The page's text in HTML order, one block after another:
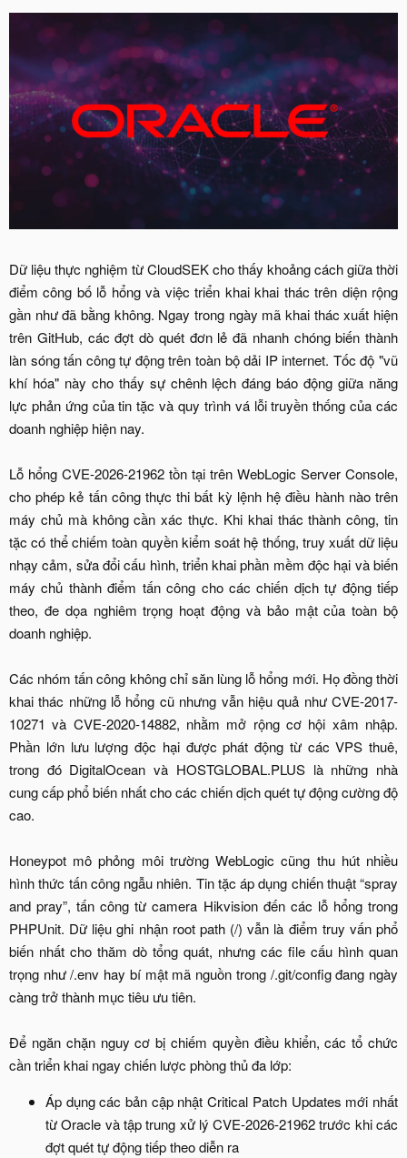
Dữ liệu thực nghiệm từ CloudSEK cho thấy khoảng cách giữa thời
điểm công bố lỗ hổng và việc triển khai khai thác trên diện rộng
gần như đã bằng không. Ngay trong ngày mã khai thác xuất hiện
trên GitHub, các đợt dò quét đơn lẻ đã nhanh chóng biến thành
làn sóng tấn công tự động trên toàn bộ dải IP internet. Tốc độ "vũ
khí hóa" này cho thấy sự chênh lệch đáng báo động giữa năng
lực phản ứng của tin tặc và quy trình vá lỗi truyền thống của các
doanh nghiệp hiện nay.
Lỗ hổng CVE-2026-21962 tồn tại trên WebLogic Server Console,
cho phép kẻ tấn công thực thi bất kỳ lệnh hệ điều hành nào trên
máy chủ mà không cần xác thực. Khi khai thác thành công, tin
tặc có thể chiếm toàn quyền kiểm soát hệ thống, truy xuất dữ liệu
nhạy cảm, sửa đổi cấu hình, triển khai phần mềm độc hại và biến
máy chủ thành điểm tấn công cho các chiến dịch tự động tiếp
theo, đe dọa nghiêm trọng hoạt động và bảo mật của toàn bộ
doanh nghiệp.
Các nhóm tấn công không chỉ săn lùng lỗ hổng mới. Họ đồng thời
khai thác những lỗ hổng cũ nhưng vẫn hiệu quả như CVE-2017-
10271 và CVE-2020-14882, nhằm mở rộng cơ hội xâm nhập.
Phần lớn lưu lượng độc hại được phát động từ các VPS thuê,
trong đó DigitalOcean và HOSTGLOBAL.PLUS là những nhà
cung cấp phổ biến nhất cho các chiến dịch quét tự động cường độ
cao.
Honeypot mô phỏng môi trường WebLogic cũng thu hút nhiều
hình thức tấn công ngẫu nhiên. Tin tặc áp dụng chiến thuật “spray
and pray”, tấn công từ camera Hikvision đến các lỗ hổng trong
PHPUnit. Dữ liệu ghi nhận root path (/) vẫn là điểm truy vấn phổ
biến nhất cho thăm dò tổng quát, nhưng các file cấu hình quan
trọng như /.env hay bí mật mã nguồn trong /.git/config đang ngày
càng trở thành mục tiêu ưu tiên.
Để ngăn chặn nguy cơ bị chiếm quyền điều khiển, các tổ chức
cần triển khai ngay chiến lược phòng thủ đa lớp:​
Áp dụng các bản cập nhật Critical Patch Updates mới nhất
từ Oracle và tập trung xử lý CVE-2026-21962 trước khi các
đợt quét tự động tiếp theo diễn ra​